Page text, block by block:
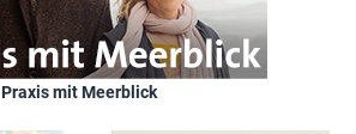
Praxis mit Meerblick